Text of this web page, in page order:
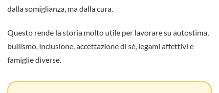
dalla somiglianza, ma dalla cura.
Questo rende la storia molto utile per lavorare su autostima,
bullismo, inclusione, accettazione di sé, legami affettivi e
famiglie diverse.